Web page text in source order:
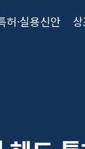
허·실용신안